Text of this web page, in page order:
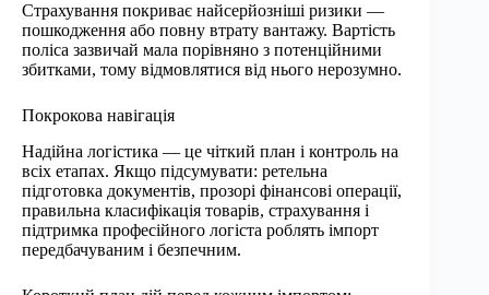
Страхування покриває найсерйозніші ризики —
пошкодження або повну втрату вантажу. Вартість
поліса зазвичай мала порівняно з потенційними
збитками, тому відмовлятися від нього нерозумно.
Покрокова навігація
Надійна логістика — це чіткий план і контроль на
всіх етапах. Якщо підсумувати: ретельна
підготовка документів, прозорі фінансові операції,
правильна класифікація товарів, страхування і
підтримка професійного логіста роблять імпорт
передбачуваним і безпечним.